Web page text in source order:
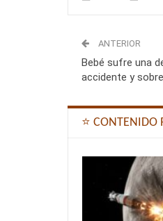
ANTERIOR
Bebé sufre una
accidente y
⭐ CONTENIDO